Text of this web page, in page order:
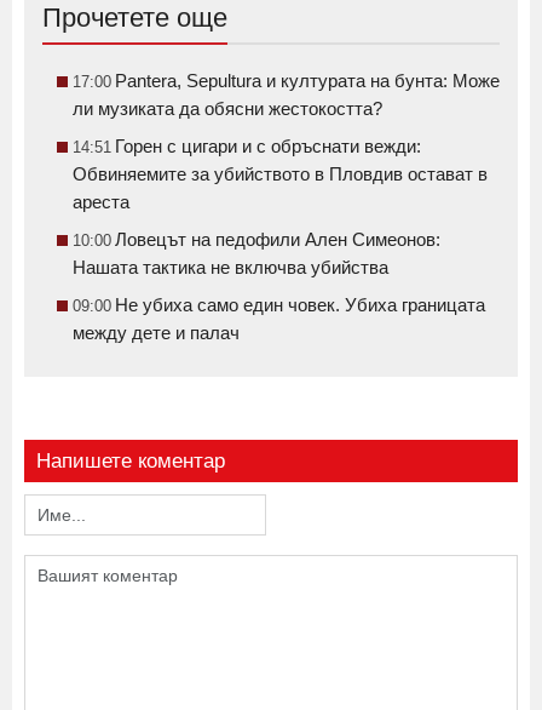
Прочетете още
17:00 Pantera, Sepultura и културата на бунта: Може
ли музиката да обясни жестокостта?
14:51 Горен с цигари и с обръснати вежди:
Обвиняемите за убийството в Пловдив остават в
ареста
10:00 Ловецът на педофили Ален Симеонов:
Нашата тактика не включва убийства
09:00 Не убиха само един човек. Убиха границата
между дете и палач
Напишете коментар